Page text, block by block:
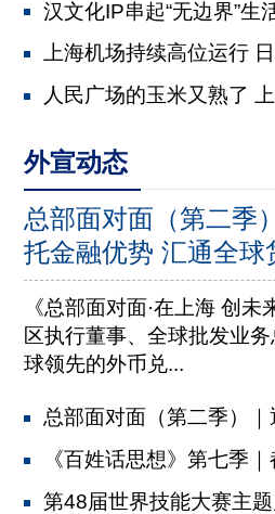
外宣动态
总部面对面（第二季
托金融优势 汇通全球
《总部面对面·在上海 创
区执行董事、全球批发业
球领先的外币兑...